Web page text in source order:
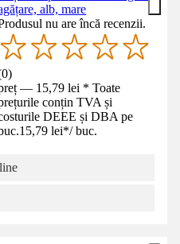
alb, mare
nu are încă recenzii.
0)
— 15,79 lei * Toate
conțin TVA și
DEEE și DBA pe
15,79 lei*/ buc.